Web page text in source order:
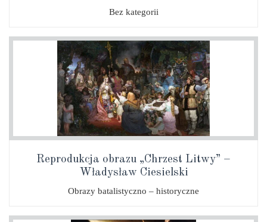
Bez kategorii
Reprodukcja obrazu „Chrzest Litwy” –
Władysław Ciesielski
Obrazy batalistyczno – historyczne